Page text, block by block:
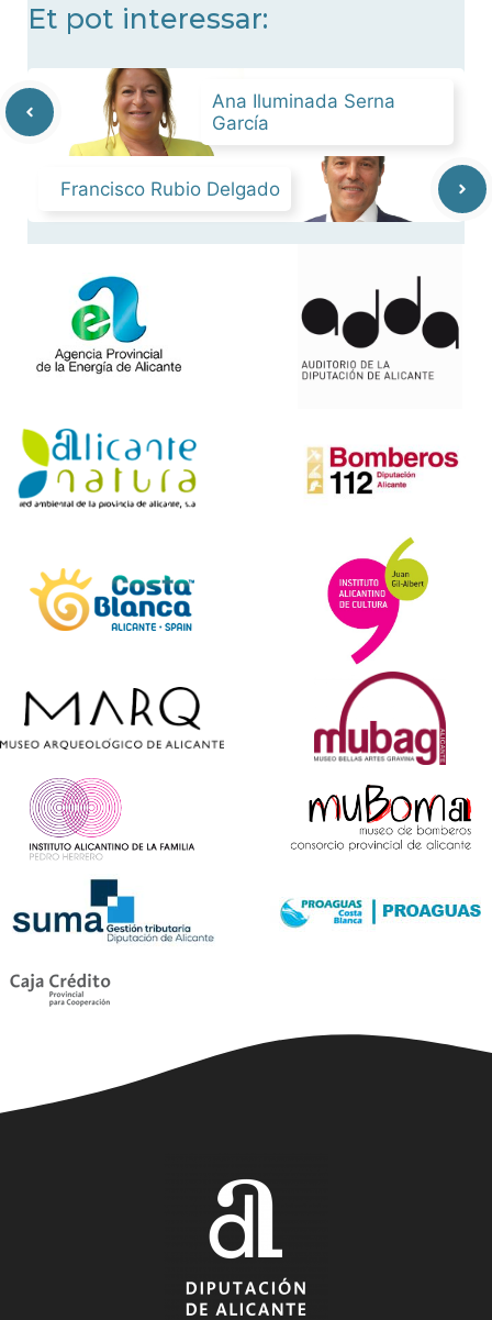
Et pot interessar:
Ana Iluminada Serna
García
Francisco Rubio Delgado